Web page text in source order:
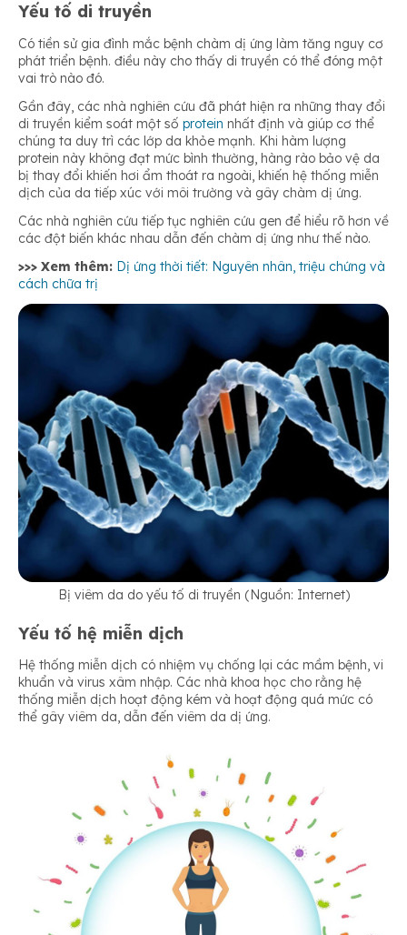
Yếu tố di truyền
Có tiền sử gia đình mắc bệnh chàm dị ứng làm tăng nguy cơ
phát triển bệnh. điều này cho thấy di truyền có thể đóng một
vai trò nào đó.
Gần đây, các nhà nghiên cứu đã phát hiện ra những thay đổi
di truyền kiểm soát một số protein nhất định và giúp cơ thể
chúng ta duy trì các lớp da khỏe mạnh. Khi hàm lượng
protein này không đạt mức bình thường, hàng rào bảo vệ da
bị thay đổi khiến hơi ẩm thoát ra ngoài, khiến hệ thống miễn
dịch của da tiếp xúc với môi trường và gây chàm dị ứng.
Các nhà nghiên cứu tiếp tục nghiên cứu gen để hiểu rõ hơn về
các đột biến khác nhau dẫn đến chàm dị ứng như thế nào.
>>> Xem thêm: Dị ứng thời tiết: Nguyên nhân, triệu chứng và
cách chữa trị
Bị viêm da do yếu tố di truyền (Nguồn: Internet)
Yếu tố hệ miễn dịch
Hệ thống miễn dịch có nhiệm vụ chống lại các mầm bệnh, vi
khuẩn và virus xâm nhập. Các nhà khoa học cho rằng hệ
thống miễn dịch hoạt động kém và hoạt động quá mức có
thể gây viêm da, dẫn đến viêm da dị ứng.